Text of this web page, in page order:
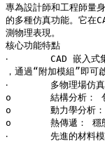
專為設計師和工程師量
的多種仿真功能。它在
測物理表現。
核心功能特點
‧	CAD 嵌入式集成： 直接在 Autodesk Inventor 環境中工作，無需檔轉換
，通過“附加模組”即可
‧	多物理場仿真：
o	結構分析： 包含線性、非線性靜力學分析。
o	動力學分析： 疲勞、頻率、衝擊等類比。
o	熱傳遞： 穩態和瞬態熱分析。
‧	先進的材料模型： 支持多種材料行為模擬，包括橡膠、軟組織和金屬材料